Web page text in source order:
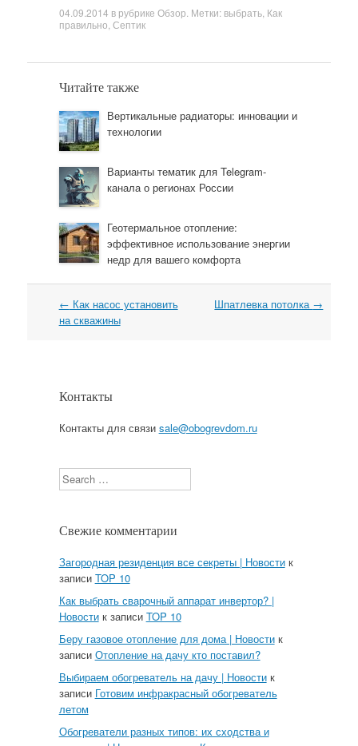
04.09.2014 в рубрике Обзор . Метки: выбрать, Как
правильно Септик
Читайте также
Вертикальные радиаторы: инновации и
технологии
Варианты тематик для Telegram-
канала о регионах России
Геотермальное отопление:
эффективное использование энергии
недр для вашего комфорта
Навигация
← Как насос установить
на скважины
Шпатлевка потолка →
Контакты
Контакты для связи sale@obogrevdom.ru
Search
Свежие комментарии
Загородная резиденция все секреты | Новостик
записи TOP 10
Как выбрать сварочный аппарат инвертор? |
Новостик записи TOP 10
Беру газовое отопление для дома | Новостик
записи Отопление на дачу кто поставил?
Выбираем обогреватель на дачу | Новостик
записи Готовим инфракрасный обогреватель
летом
Обогреватели разных типов: их сходства и